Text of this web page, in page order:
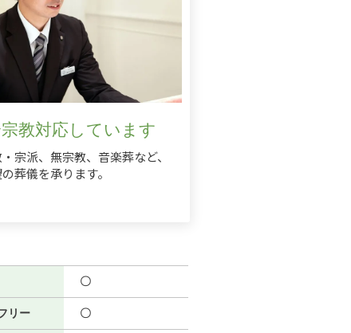
教対応しています
宗派、無宗教、音楽葬など、
葬儀を承ります。
〇
リー 〇